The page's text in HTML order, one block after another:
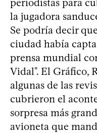
periodistas para
la jugadora
Se podría decir
ciudad había
prensa mundial
Vidal". El Gráfico,
algunas de las
cubrieron el
sorpresa más
avioneta que